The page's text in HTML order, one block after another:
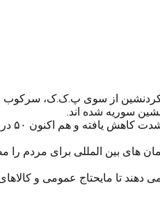
کردنشین از سوی پ.ک.ک، سرکوب
سوریه شده اند.
محمد
بین المللی برای مردم را
دهند تا مایحتاج عمومی و